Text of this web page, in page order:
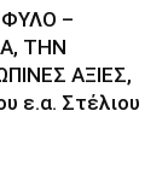
ΦΥΛΟ –
ΤΗΝ
ΑΞΙΕΣ,
ε.α. Στέλιου